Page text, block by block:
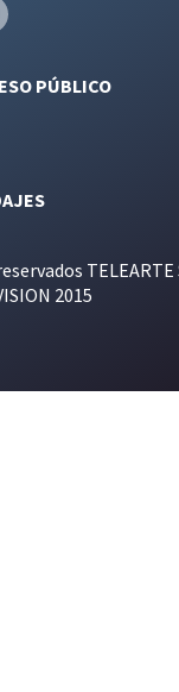
PÚBLICO
TELEARTE
2015